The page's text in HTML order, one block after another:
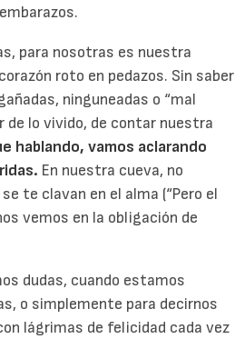
para nosotras es nuestra
roto en pedazos. Sin saber
ninguneadas o “mal
de lo vivido, de contar nuestra
hablando, vamos aclarando
En nuestra cueva, no
te clavan en el alma (“Pero el
vemos en la obligación de
dudas, cuando estamos
o simplemente para decirnos
lágrimas de felicidad cada vez